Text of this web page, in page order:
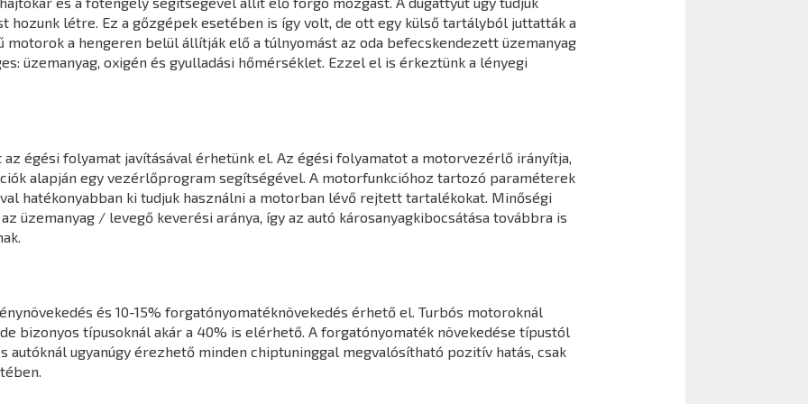
hozunk létre. Ez a gőzgépek esetében is így volt, de ott egy külső tartályból juttatták a
motorok a hengeren belül állítják elő a túlnyomást az oda befecskendezett üzemanyag
üzemanyag, oxigén és gyulladási hőmérséklet. Ezzel el is érkeztünk a lényegi
égési folyamat javításával érhetünk el. Az égési folyamatot a motorvezérlő irányítja,
alapján egy vezérlőprogram segítségével. A motorfunkcióhoz tartozó paraméterek
hatékonyabban ki tudjuk használni a motorban lévő rejtett tartalékokat. Minőségi
üzemanyag / levegő keverési aránya, így az autó károsanyagkibocsátása továbbra is
és 10-15% forgatónyomatéknövekedés érhető el. Turbós motoroknál
bizonyos típusoknál akár a 40% is elérhető. A forgatónyomaték növekedése típustól
autóknál ugyanúgy érezhető minden chiptuninggal megvalósítható pozitív hatás, csak